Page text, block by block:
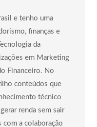
e tenho uma
finanças e
da
em Marketing
Financeiro. No
conteúdos que
técnico
renda sem sair
com a colaboração